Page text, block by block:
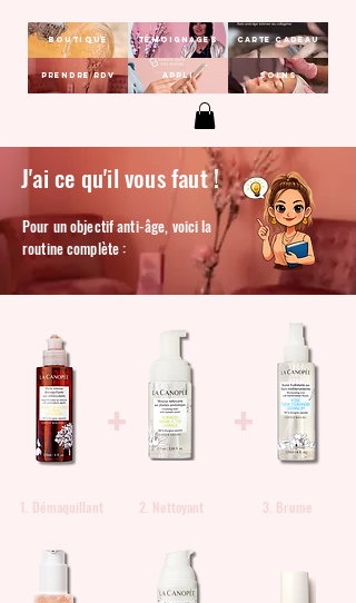
Carte Cadeau
Soins
Témoignages
Appli
Boutique
Prendre RDV
J'ai ce qu'il vous faut !
Pour un objectif anti-âge, voici la
routine complète :
+ +
1. Démaquillant 2. Nettoyant 3. Brume